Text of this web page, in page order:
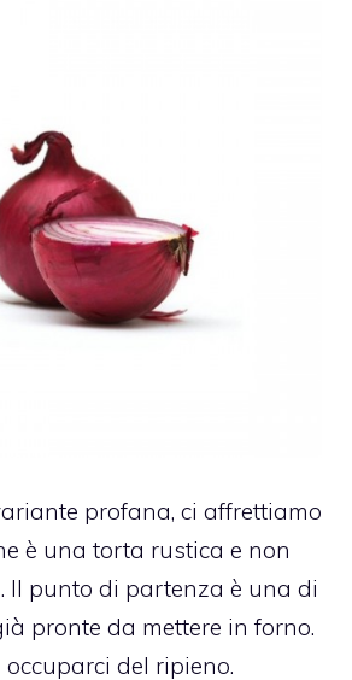
profana, ci affrettiamo
è una torta rustica e non
Il punto di partenza è una di
pronte da mettere in forno.
del ripieno.